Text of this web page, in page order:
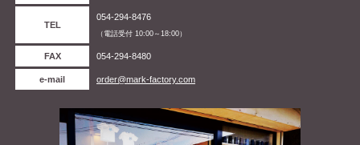
TEL
054-294-8476
（電話受付 10:00～18:00）
FAX 054-294-8480
e-mail order@mark-factory.com